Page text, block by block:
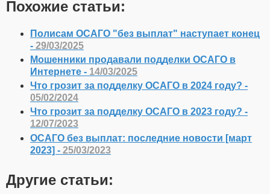
Похожие статьи:
Полисам ОСАГО "без выплат" наступает конец
- 29/03/2025
Мошенники продавали подделки ОСАГО в
Интернете - 14/03/2025
Что грозит за подделку ОСАГО в 2024 году? -
05/02/2024
Что грозит за подделку ОСАГО в 2023 году? -
12/07/2023
ОСАГО без выплат: последние новости [март
2023] - 25/03/2023
Другие статьи: